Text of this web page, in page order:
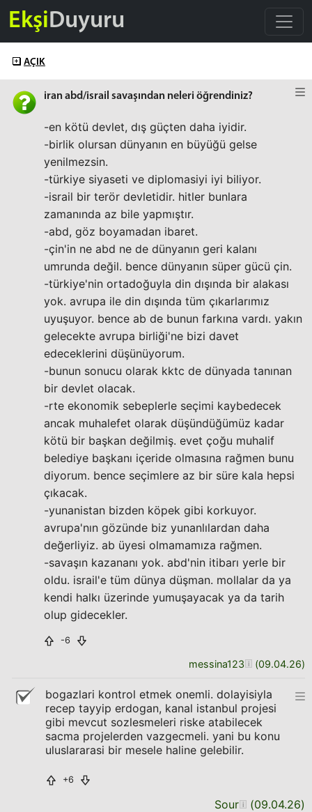
EkşiDuyuru
AÇIK
iran abd/israil savaşından neleri öğrendiniz?
-en kötü devlet, dış güçten daha iyidir.
-birlik olursan dünyanın en büyüğü gelse
yenilmezsin.
-türkiye siyaseti ve diplomasiyi iyi biliyor.
-israil bir terör devletidir. hitler bunlara
zamanında az bile yapmıştır.
-abd, göz boyamadan ibaret.
-çin'in ne abd ne de dünyanın geri kalanı
umrunda değil. bence dünyanın süper gücü çin.
-türkiye'nin ortadoğuyla din dışında bir alakası
yok. avrupa ile din dışında tüm çıkarlarımız
uyuşuyor. bence ab de bunun farkına vardı. yakın
gelecekte avrupa birliği'ne bizi davet
edeceklerini düşünüyorum.
-bunun sonucu olarak kktc de dünyada tanınan
bir devlet olacak.
-rte ekonomik sebeplerle seçimi kaybedecek
ancak muhalefet olarak düşündüğümüz kadar
kötü bir başkan değilmiş. evet çoğu muhalif
belediye başkanı içeride olmasına rağmen bunu
diyorum. bence seçimlere az bir süre kala hepsi
çıkacak.
-yunanistan bizden köpek gibi korkuyor.
avrupa'nın gözünde biz yunanlılardan daha
değerliyiz. ab üyesi olmamamıza rağmen.
-savaşın kazananı yok. abd'nin itibarı yerle bir
oldu. israil'e tüm dünya düşman. mollalar da ya
kendi halkı üzerinde yumuşayacak ya da tarih
olup gidecekler.
-6
messina123 (09.04.26)
bogazlari kontrol etmek onemli. dolayisiyla
recep tayyip erdogan, kanal istanbul projesi
gibi mevcut sozlesmeleri riske atabilecek
sacma projelerden vazgecmeli. yani bu konu
uluslararasi bir mesele haline gelebilir.
+6
Sour (09.04.26)